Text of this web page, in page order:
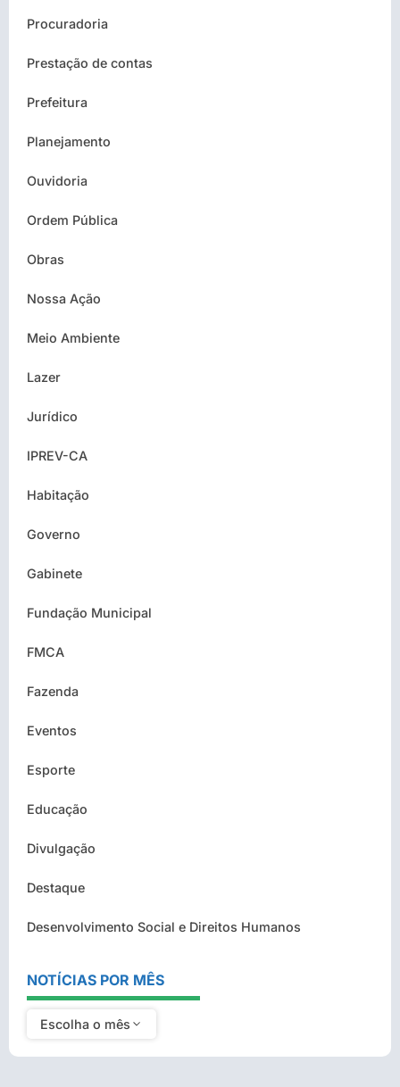
Procuradoria
Prestação de contas
Prefeitura
Planejamento
Ouvidoria
Ordem Pública
Obras
Nossa Ação
Meio Ambiente
Lazer
Jurídico
IPREV-CA
Habitação
Governo
Gabinete
Fundação Municipal
FMCA
Fazenda
Eventos
Esporte
Educação
Divulgação
Destaque
Desenvolvimento Social e Direitos Humanos
NOTÍCIAS POR MÊS
Escolha o mês